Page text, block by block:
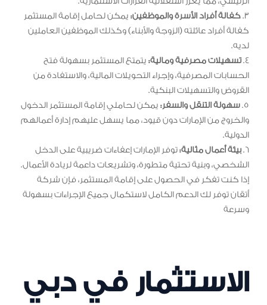
3. كفالة أفراد الأسرة والموظفين: يمكن لحامل إقامة المستثمر
كفالة أفراد عائلته (الزوجة والأبناء) وكذلك الموظفين العاملين
لديه.
4. تسهيلات مصرفية ومالية: يتمتع المستثمر بسهولة فتح
الحسابات المصرفية، وإجراء التحويلات المالية، والاستفادة من
القروض والتسهيلات البنكية.
5. سهولة التنقل والسفر: يمكن لحاملي إقامة المستثمر الدخول
والخروج من الإمارات دون قيود، مما يسهل عليهم إدارة أعمالهم
الدولية.
6. بيئة أعمال مثالية:توفر الإمارات إعفاءات ضريبية على الدخل
الشخصي، وبنية تحتية متطورة، وتشريعات داعمة لريادة الأعمال.
إذا كنت تفكر في الحصول على إقامة المستثمر، فإن شركة
أتقان توفر لك الدعم الكامل لاستكمال جميع الإجراءات بسهولة
وسرعة
الاستثمار في دبي